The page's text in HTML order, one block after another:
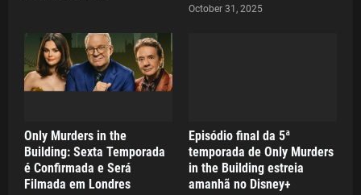
October 31, 2025
Only Murders in the
Building: Sexta Temporada
é Confirmada e Será
Filmada em Londres
Episódio final da 5ª
temporada de Only Murders
in the Building estreia
amanhã no Disney+